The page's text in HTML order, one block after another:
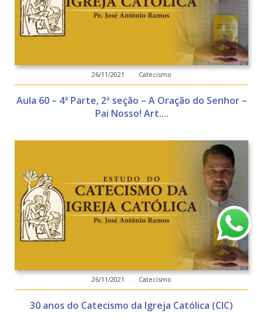
26/11/2021 . Catecismo
Aula 60 – 4ª Parte, 2ª seção – A Oração do Senhor –
Pai Nosso! Art....
26/11/2021 . Catecismo
30 anos do Catecismo da Igreja Católica (CIC)